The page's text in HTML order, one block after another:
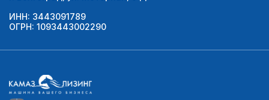
ИНН: 3443091789
ОГРН: 1093443002290